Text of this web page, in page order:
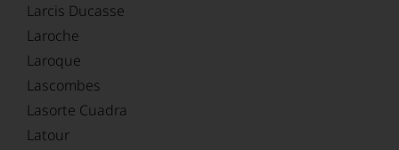
Larcis Ducasse
Laroche
Laroque
Lascombes
Lasorte Cuadra
Latour